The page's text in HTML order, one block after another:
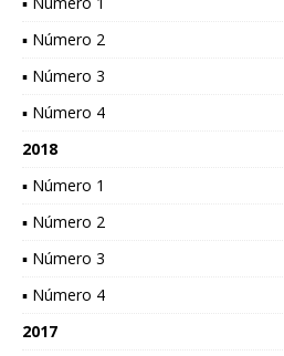
▪ Número 2
▪ Número 3
▪ Número 4
2018
▪ Número 1
▪ Número 2
▪ Número 3
▪ Número 4
2017